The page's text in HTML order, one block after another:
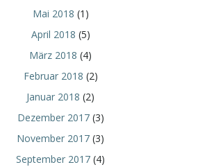
Mai 2018 (1)
April 2018 (5)
März 2018 (4)
Februar 2018 (2)
Januar 2018 (2)
Dezember 2017(3)
November 2017 (3)
September 2017 (4)